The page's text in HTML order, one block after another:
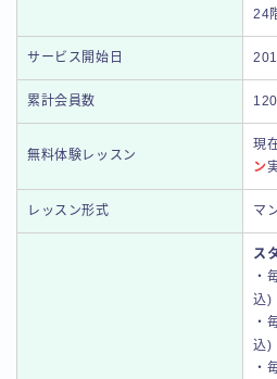
24
サービス開始日
累計会員数
無料体験レッスン
現
ン
レッスン形式 マ
ス
・
込)
・
込)
・